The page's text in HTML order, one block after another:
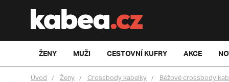
ŽENY MUŽI CESTOVNÍ KUFRY AKCE
Úvod Ženy Crossbody kabelky Béžové crossbody